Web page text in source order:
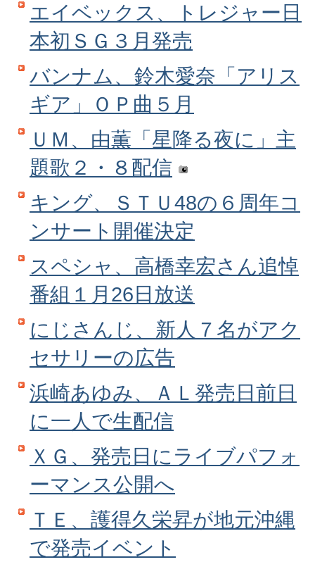
エイベックス、トレジャー日
本初ＳＧ３月発売
バンナム、鈴木愛奈「アリス
ギア」ＯＰ曲５月
ＵＭ、由薫「星降る夜に」主
題歌２・８配信
キング、ＳＴＵ48の６周年コ
ンサート開催決定
スペシャ、高橋幸宏さん追悼
番組１月26日放送
にじさんじ、新人７名がアク
セサリーの広告
浜崎あゆみ、ＡＬ発売日前日
に一人で生配信
ＸＧ、発売日にライブパフォ
ーマンス公開へ
ＴＥ、護得久栄昇が地元沖縄
で発売イベント